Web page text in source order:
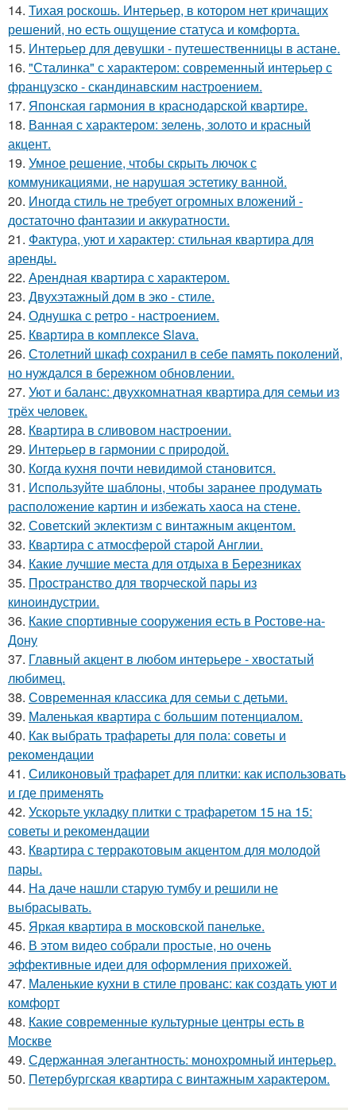
14. Тихая роскошь. Интерьер, в котором нет кричащих
решений, но есть ощущение статуса и комфорта.
15. Интерьер для девушки - путешественницы в астане.
16. "Сталинка" с характером: современный интерьер с
французско - скандинавским настроением.
17. Японская гармония в краснодарской квартире.
18. Ванная с характером: зелень, золото и красный
акцент.
19. Умное решение, чтобы скрыть лючок с
коммуникациями, не нарушая эстетику ванной.
20. Иногда стиль не требует огромных вложений -
достаточно фантазии и аккуратности.
21. Фактура, уют и характер: стильная квартира для
аренды.
22. Арендная квартира с характером.
23. Двухэтажный дом в эко - стиле.
24. Однушка с ретро - настроением.
25. Квартира в комплексе Slava.
26. Столетний шкаф сохранил в себе память поколений,
но нуждался в бережном обновлении.
27. Уют и баланс: двухкомнатная квартира для семьи из
трёх человек.
28. Квартира в сливовом настроении.
29. Интерьер в гармонии с природой.
30. Когда кухня почти невидимой становится.
31. Используйте шаблоны, чтобы заранее продумать
расположение картин и избежать хаоса на стене.
32. Советский эклектизм с винтажным акцентом.
33. Квартира с атмосферой старой Англии.
34. Какие лучшие места для отдыха в Березниках
35. Пространство для творческой пары из
киноиндустрии.
36. Какие спортивные сооружения есть в Ростове-на-
Дону
37. Главный акцент в любом интерьере - хвостатый
любимец.
38. Современная классика для семьи с детьми.
39. Маленькая квартира с большим потенциалом.
40. Как выбрать трафареты для пола: советы и
рекомендации
41. Силиконовый трафарет для плитки: как использовать
и где применять
42. Ускорьте укладку плитки с трафаретом 15 на 15:
советы и рекомендации
43. Квартира с терракотовым акцентом для молодой
пары.
44. На даче нашли старую тумбу и решили не
выбрасывать.
45. Яркая квартира в московской панельке.
46. В этом видео собрали простые, но очень
эффективные идеи для оформления прихожей.
47. Маленькие кухни в стиле прованс: как создать уют и
комфорт
48. Какие современные культурные центры есть в
Москве
49. Сдержанная элегантность: монохромный интерьер.
50. Петербургская квартира с винтажным характером.